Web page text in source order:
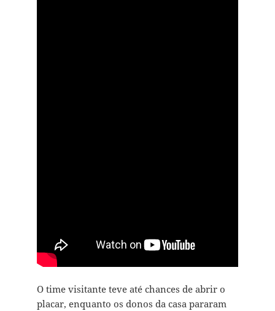
O time visitante teve até chances de abrir o
placar, enquanto os donos da casa pararam